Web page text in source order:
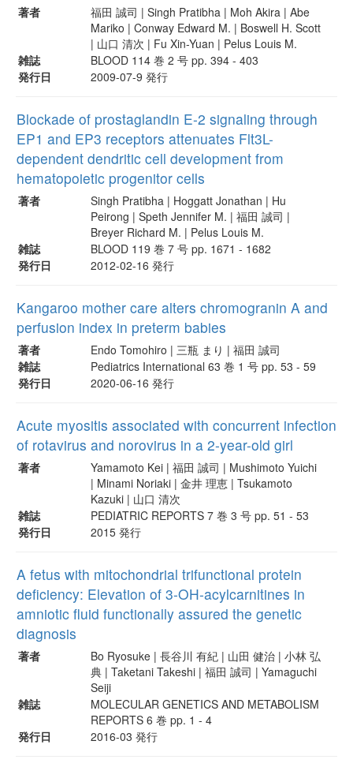
著者
福田 誠司 | Singh Pratibha | Moh Akira | Abe
Mariko | Conway Edward M. | Boswell H. Scott
| 山口 清次 | Fu Xin-Yuan | Pelus Louis M.
雑誌
BLOOD 114 巻 2 号 pp. 394 - 403
発行日
2009-07-9 発行
Blockade of prostaglandin E-2 signaling through
EP1 and EP3 receptors attenuates Flt3L-
dependent dendritic cell development from
hematopoietic progenitor cells
著者
Singh Pratibha | Hoggatt Jonathan | Hu
Peirong | Speth Jennifer M. | 福田 誠司 |
Breyer Richard M. | Pelus Louis M.
雑誌
BLOOD 119 巻 7 号 pp. 1671 - 1682
発行日
2012-02-16 発行
Kangaroo mother care alters chromogranin A and
perfusion index in preterm babies
著者
Endo Tomohiro | 三瓶 まり | 福田 誠司
雑誌
Pediatrics International 63 巻 1 号 pp. 53 - 59
発行日
2020-06-16 発行
Acute myositis associated with concurrent infection
of rotavirus and norovirus in a 2-year-old girl
著者
Yamamoto Kei | 福田 誠司 | Mushimoto Yuichi
| Minami Noriaki | 金井 理恵 | Tsukamoto
Kazuki | 山口 清次
雑誌
PEDIATRIC REPORTS 7 巻 3 号 pp. 51 - 53
発行日
2015 発行
A fetus with mitochondrial trifunctional protein
deficiency: Elevation of 3-OH-acylcarnitines in
amniotic fluid functionally assured the genetic
diagnosis
著者
Bo Ryosuke | 長谷川 有紀 | 山田 健治 | 小林 弘
典 | Taketani Takeshi | 福田 誠司 | Yamaguchi
Seiji
雑誌
MOLECULAR GENETICS AND METABOLISM
REPORTS 6 巻 pp. 1 - 4
発行日
2016-03 発行